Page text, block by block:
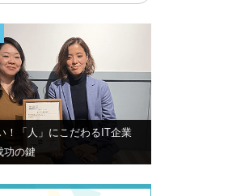
！「人」にこだわるIT企業
功の鍵